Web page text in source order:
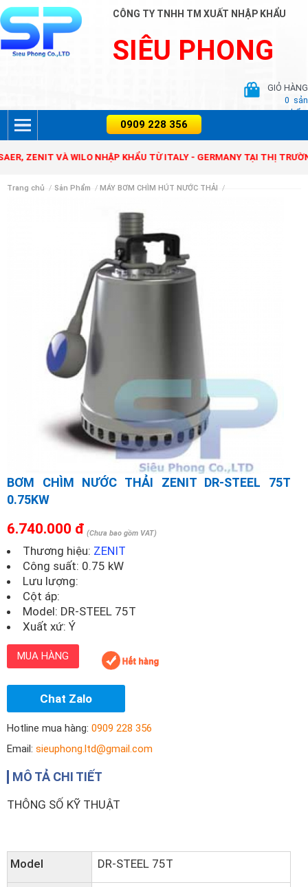
CÔNG TY TNHH TM XUẤT NHẬP KHẨU
SIÊU PHONG
GIỎ HÀNG
0 sản
phẩm
VÀ WILO NHẬP KHẨU TỪ ITALY - GERMANY TẠI THỊ TRƯỜNG
Trang chủ / Sản Phẩm / MÁY BƠM CHÌM HÚT NƯỚC THẢI /
BƠM CHÌM NƯỚC THẢI ZENIT DR-STEEL 75T
0.75KW
6.740.000 đ (Chưa bao gồm VAT)
Thương hiệu: ZENIT
Công suất: 0.75 kW
Lưu lượng:
Cột áp:
Model: DR-STEEL 75T
Xuất xứ: Ý
MUA HÀNG
Chat Zalo
Hotline mua hàng: 0909 228 356
Email: sieuphong.ltd@gmail.com
MÔ TẢ CHI TIẾT
THÔNG SỐ KỸ THUẬT
Model DR-STEEL 75T